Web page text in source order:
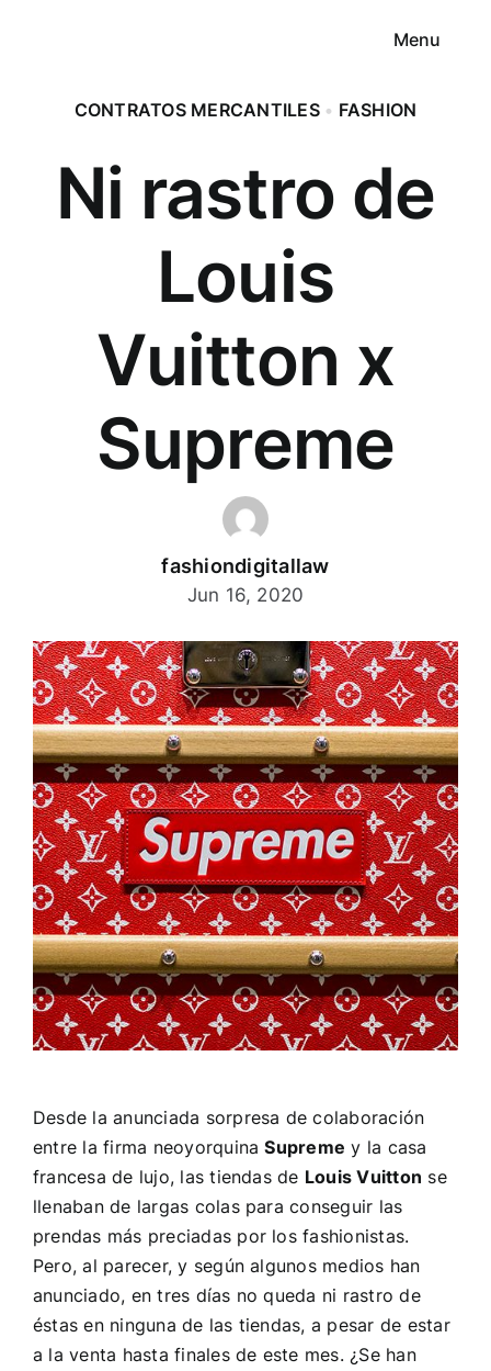
Menu
Programa KRECE®
Curso Fashion & Digital Law
Shop
Noticias
CONTRATOS MERCANTILES• FASHION
Ni rastro de
Louis
Vuitton x
Supreme
fashiondigitallaw
Jun 16, 2020
Desde la anunciada sorpresa de colaboración
entre la firma neoyorquinaSupreme y la casa
francesa de lujo, las tiendas de Louis Vuitton se
llenaban de largas colas para conseguir las
prendas más preciadas por losfashionistas.
Pero, al parecer, y según algunos medios han
anunciado, en tres días no queda ni rastro de
éstas en ninguna de las tiendas, a pesar de estar
a la venta hasta finales de este mes. ¿Se han